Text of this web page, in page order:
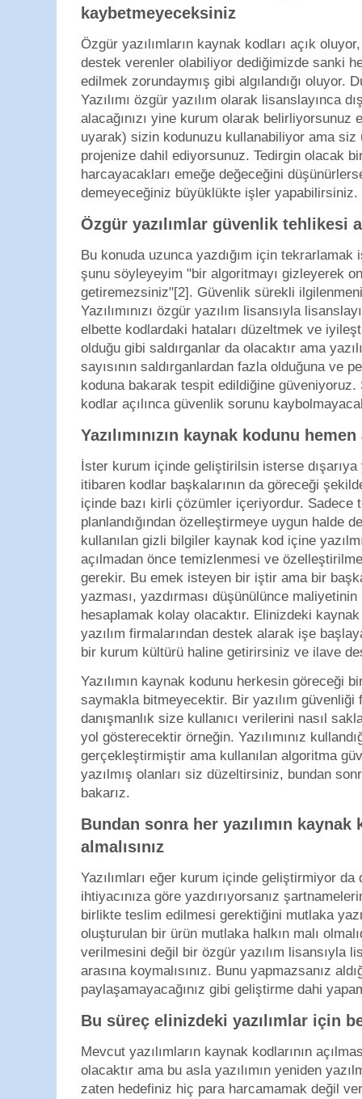
kaybetmeyeceksiniz
Özgür yazılımların kaynak kodları açık
destek verenler olabiliyor dediğimizde sanki
edilmek zorundaymış gibi algılandığı oluyor.
Yazılımı özgür yazılım olarak lisanslayınca
alacağınızı yine kurum olarak belirliyorsunuz
uyarak) sizin kodunuzu kullanabiliyor ama siz
projenize dahil ediyorsunuz. Tedirgin olacak
harcayacakları emeğe değeceğini
demeyeceğiniz büyüklükte işler yapabilirsiniz.
Özgür yazılımlar güvenlik tehlikesi
Bu konuda uzunca yazdığım için
şunu söyleyeyim "bir algoritmayı gizleyerek
getiremezsiniz"[2]. Güvenlik sürekli
Yazılımınızı özgür yazılım lisansıyla
elbette kodlardaki hataları düzeltmek ve
olduğu gibi saldırganlar da olacaktır ama
sayısının saldırganlardan fazla olduğuna ve
koduna bakarak tespit edildiğine güveniyoruz.
kodlar açılınca güvenlik sorunu
Yazılımınızın kaynak kodunu
İster kurum içinde geliştirilsin isterse dışarıya
itibaren kodlar başkalarının da göreceği
içinde bazı kirli çözümler içeriyordur. Sadece
planlandığından özelleştirmeye uygun halde
kullanılan gizli bilgiler kaynak kod içine
açılmadan önce temizlenmesi ve
gerekir. Bu emek isteyen bir iştir ama bir
yazması, yazdırması düşünülünce
hesaplamak kolay olacaktır. Elinizdeki
yazılım firmalarından destek alarak işe
bir kurum kültürü haline getirirsiniz ve ilave
Yazılımın kaynak kodunu herkesin göreceği
saymakla bitmeyecektir. Bir yazılım güvenliği
danışmanlık size kullanıcı verilerini nasıl
yol gösterecektir örneğin. Yazılımınız
gerçekleştirmiştir ama kullanılan algoritma
yazılmış olanları siz düzeltirsiniz, bundan
bakarız.
Bundan sonra her yazılımın kaynak
almalısınız
Yazılımları eğer kurum içinde geliştirmiyor da
ihtiyacınıza göre yazdırıyorsanız
birlikte teslim edilmesi gerektiğini mutlaka
oluşturulan bir ürün mutlaka halkın malı
verilmesini değil bir özgür yazılım lisansıyla
arasına koymalısınız. Bunu yapmazsanız
paylaşamayacağınız gibi geliştirme dahi
Bu süreç elinizdeki yazılımlar için
Mevcut yazılımların kaynak kodlarının
olacaktır ama bu asla yazılımın yeniden
zaten hedefiniz hiç para harcamamak değil